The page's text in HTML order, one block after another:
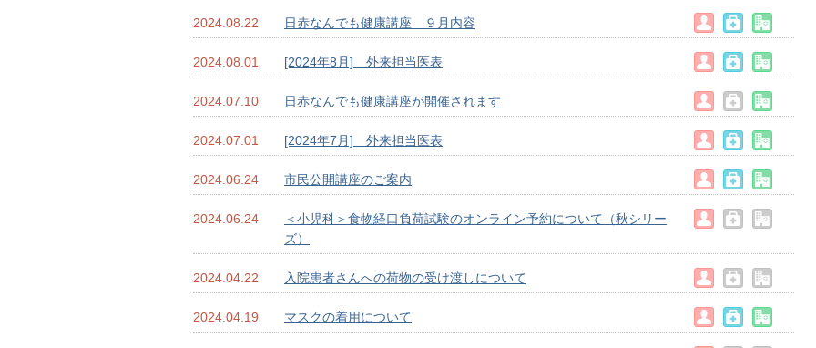
2024.08.22 日赤なんでも健康講座 ９月内容
2024.08.01 [2024年8月] 外来担当医表
2024.07.10 日赤なんでも健康講座が開催されます
2024.07.01 [2024年7月] 外来担当医表
2024.06.24 市民公開講座のご案内
2024.06.24
＜小児科＞食物経口負荷試験のオンライン予約について（秋シリー
ズ）
2024.04.22 入院患者さんへの荷物の受け渡しについて
2024.04.19 マスクの着用について